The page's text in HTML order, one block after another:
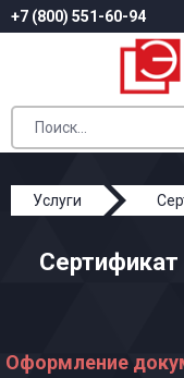
+7 (800) 551-60-94
Услуги
Сертификат
Оформление